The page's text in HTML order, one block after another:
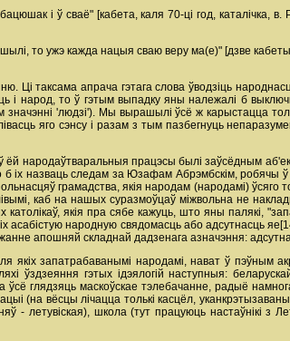
і ў сваё" [кабета, каля 70-ці год, каталічка,
то ужэ кажда нацыя сваю веру ма(е)" [дзве кабеты,
таксама апрача гэтага слова ўводзіць
народ, то ў гэтым выпадку яны належалі б
'людзі'). Мы вырашылі ўсё ж карыстацца
яго сэнсу і разам з тым пазбегнуць
народаўтваральныя працэсы былі заўсёдным
іх назваць следам за Юзафам Абрэмбскім, робячы
грамадства, якія народам (народамі) ўсяго
каб на нашых суразмоўцаў міжвольна не
якія пра сябе кажуць, што яны палякі,
народную свядомасць або адсутнасць
апошняй складнай дадзенага азначэння:
якіх запатрабаванымі народамі, нават ў пэўным
ўздзеяння гэтых ідэялогій наступныя:
глядзяць маскоўскае тэлебачанне, радыё
(на вёсцы лічацца толькі касцёл,
- летувіская), школа (тут працуюць настаўнікі з